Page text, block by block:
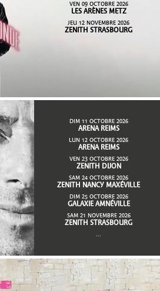
VEN 09 OCTOBRE 2026
LES ARÈNES METZ
JEU 12 NOVEMBRE 2026
ZENITH STRASBOURG
DIM 11 OCTOBRE 2026
ARENA REIMS
LUN 12 OCTOBRE 2026
ARENA REIMS
VEN 23 OCTOBRE 2026
ZENITH DIJON
SAM 24 OCTOBRE 2026
ZENITH NANCY MAXÉVILLE
DIM 25 OCTOBRE 2026
GALAXIE AMNÉVILLE
SAM 21 NOVEMBRE 2026
ZENITH STRASBOURG
...